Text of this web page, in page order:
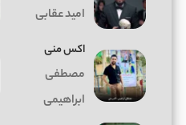
امید عقابی
اکس منی
مصطفی
ابراهیمی